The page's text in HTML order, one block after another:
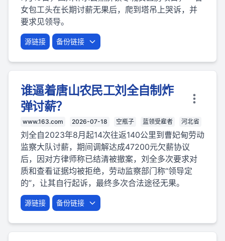
女包工头在长期讨薪无果后，爬到塔吊上哭诉，并
要求见领导。
源链接 备份链接
谁逼着唐山农民工刘全自制炸
弹讨薪？
www.163.com 2026-07-18 空瓶子 蓝领受雇者 河北省
刘全自2023年8月起14次往返140公里到曹妃甸劳动
监察大队讨薪，期间调解达成47200元欠薪协议
后，因对方律师称已结清被撤案，刘全多次要求对
质和查看证据均被拒绝，劳动监察部门称“领导定
的”，让其自行起诉，最终多次合法途径无果。
源链接 备份链接